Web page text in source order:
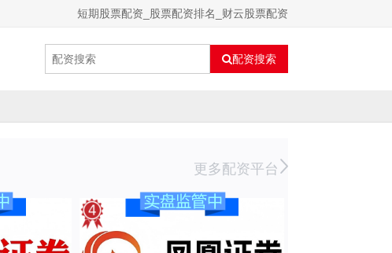
短期股票配资_股票配资排名_财云股票配资
配资搜索
更多配资平台